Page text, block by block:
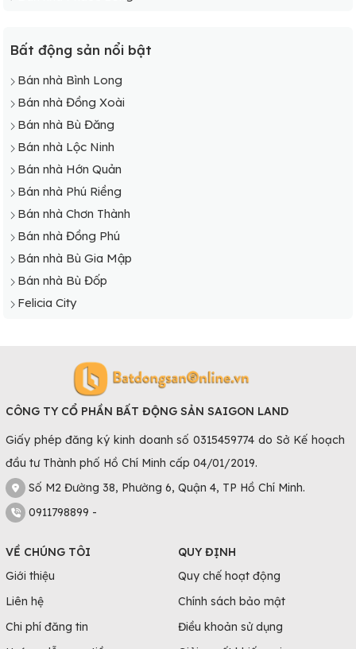
Bất động sản nổi bật
Bán nhà Bình Long
Bán nhà Đồng Xoài
Bán nhà Bù Đăng
Bán nhà Lộc Ninh
Bán nhà Hớn Quản
Bán nhà Phú Riềng
Bán nhà Chơn Thành
Bán nhà Đồng Phú
Bán nhà Bù Gia Mập
Bán nhà Bù Đốp
Felicia City
CÔNG TY CỔ PHẦN BẤT ĐỘNG SẢN SAIGON LAND
Giấy phép đăng ký kinh doanh số 0315459774 do Sở Kế hoạch
đầu tư Thành phố Hồ Chí Minh cấp 04/01/2019.
Số M2 Đường 38, Phường 6, Quận 4, TP Hồ Chí Minh.
0911798899 -
VỀ CHÚNG TÔI
Giới thiệu
Liên hệ
Chi phí đăng tin
QUY ĐỊNH
Quy chế hoạt động
Chính sách bảo mật
Điều khoản sử dụng